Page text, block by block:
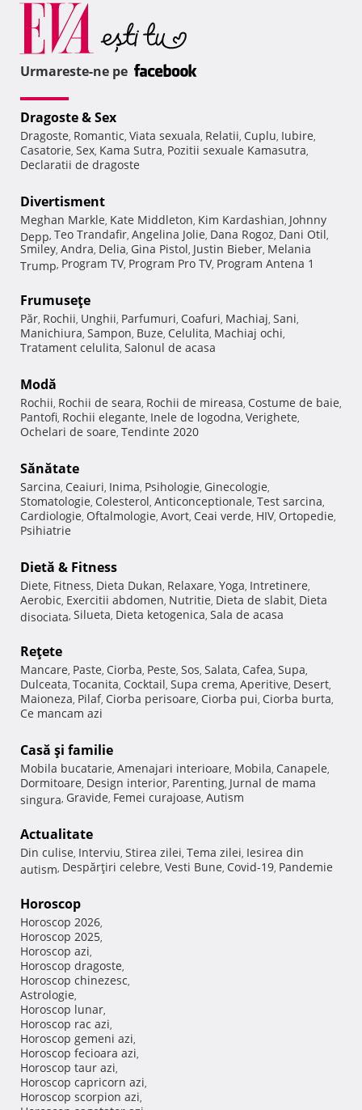
Urmareste-ne pe
Dragoste & Sex
Dragoste, Romantic, Viata sexuala, Relatii, Cuplu, Iubire,
Casatorie, Sex, Kama Sutra, Pozitii sexuale Kamasutra,
Declaratii de dragoste
Divertisment
Meghan Markle, Kate Middleton, Kim Kardashian, Johnny
Depp, Teo Trandafir, Angelina Jolie, Dana Rogoz, Dani Otil,
Smiley, Andra, Delia, Gina Pistol, Justin Bieber, Melania
Trump, Program TV, Program Pro TV, Program Antena 1
Frumuseţe
Păr, Rochii, Unghii, Parfumuri, Coafuri, Machiaj, Sani,
Manichiura, Sampon, Buze, Celulita, Machiaj ochi,
Tratament celulita, Salonul de acasa
Modă
Rochii, Rochii de seara, Rochii de mireasa, Costume de baie,
Pantofi, Rochii elegante, Inele de logodna, Verighete,
Ochelari de soare, Tendinte 2020
Sănătate
Sarcina, Ceaiuri, Inima, Psihologie, Ginecologie,
Stomatologie, Colesterol, Anticonceptionale, Test sarcina,
Cardiologie, Oftalmologie, Avort, Ceai verde, HIV, Ortopedie,
Psihiatrie
Dietă & Fitness
Diete, Fitness, Dieta Dukan, Relaxare, Yoga, Intretinere,
Aerobic, Exercitii abdomen, Nutritie, Dieta de slabit, Dieta
disociata, Silueta, Dieta ketogenica, Sala de acasa
Reţete
Mancare, Paste, Ciorba, Peste, Sos, Salata, Cafea, Supa,
Dulceata, Tocanita, Cocktail, Supa crema, Aperitive, Desert,
Maioneza, Pilaf, Ciorba perisoare, Ciorba pui, Ciorba burta,
Ce mancam azi
Casă şi familie
Mobila bucatarie, Amenajari interioare, Mobila, Canapele,
Dormitoare, Design interior, Parenting, Jurnal de mama
singura, Gravide, Femei curajoase, Autism
Actualitate
Din culise, Interviu, Stirea zilei, Tema zilei, Iesirea din
autism, Despărţiri celebre, Vesti Bune, Covid-19, Pandemie
Horoscop
Horoscop 2026,
Horoscop 2025,
Horoscop azi,
Horoscop dragoste,
Horoscop chinezesc,
Astrologie,
Horoscop lunar,
Horoscop rac azi,
Horoscop gemeni azi,
Horoscop fecioara azi,
Horoscop taur azi,
Horoscop capricorn azi,
Horoscop scorpion azi,